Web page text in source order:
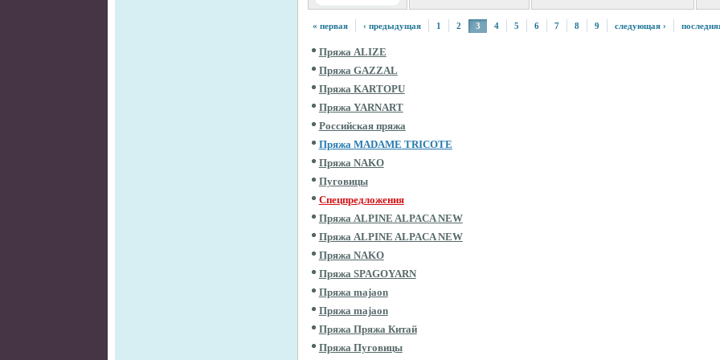
« первая ‹ предыдущая 1 2 3 4 5 6 7 8 9 следующая ›
Пряжа ALIZE
Пряжа GAZZAL
Пряжа KARTOPU
Пряжа YARNART
Российская пряжа
Пряжа MADAME TRICOTE
Пряжа NAKO
Пуговицы
Спецпредложения
Пряжа ALPINE ALPACA NEW
Пряжа ALPINE ALPACA NEW
Пряжа NAKO
Пряжа SPAGOYARN
Пряжа majaon
Пряжа majaon
Пряжа Пряжа Китай
Пряжа Пуговицы